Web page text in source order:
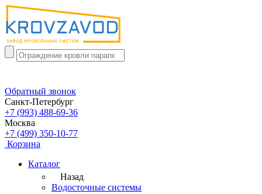
Обратный звонок
Санкт-Петербург
+7 (993) 488-69-36
Москва
+7 (499) 350-10-77
Корзина
Каталог
Назад
Водосточные системы